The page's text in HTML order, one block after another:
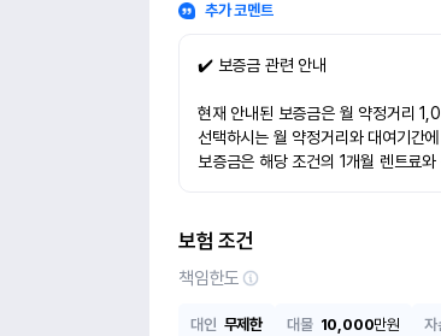
추가 코멘트
✔️ 보증금 관련 안내
현재 안내된 보증금은 월 약정거리
선택하시는 월 약정거리와 대여기간
보증금은 해당 조건의 1개월 렌트료
보험 조건
책임한도
대인 무제한 대물 10,000만원 자